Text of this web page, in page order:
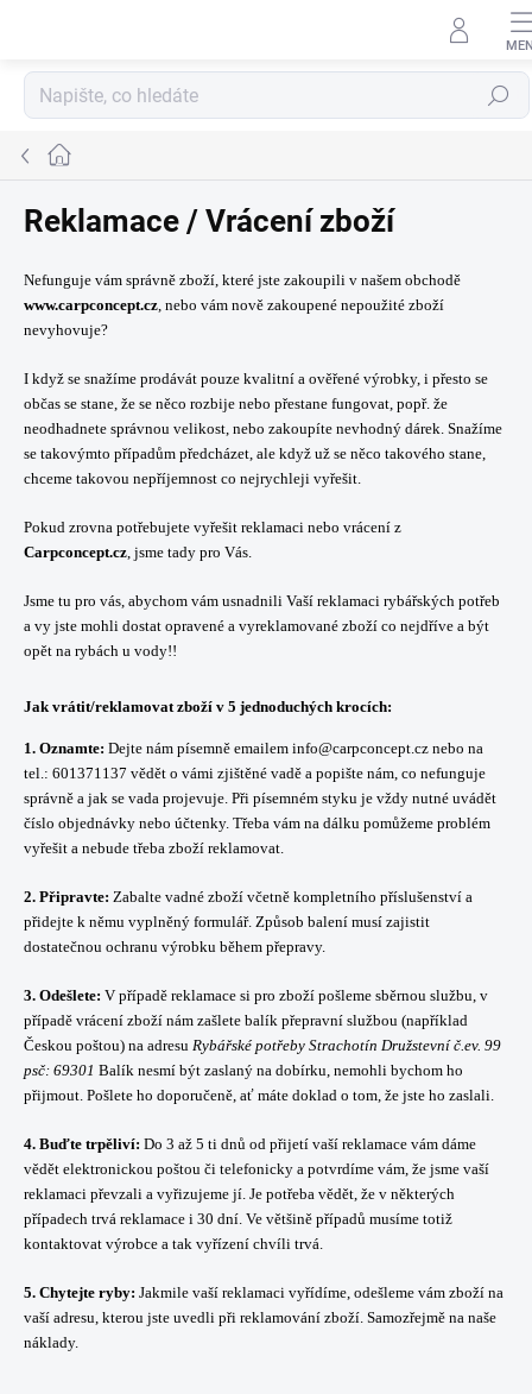
Hledat
Domů
Reklamace / Vrácení zboží
Nefunguje vám správně zboží, které jste zakoupili v našem obchodě
www.carpconcept.cz, nebo vám nově zakoupené nepoužité zboží
nevyhovuje?
I když se snažíme prodávát pouze kvalitní a ověřené výrobky, i přesto se
občas se stane, že se něco rozbije nebo přestane fungovat, popř. že
neodhadnete správnou velikost, nebo zakoupíte nevhodný dárek. Snažíme
se takovýmto případům předcházet, ale když už se něco takového stane,
chceme takovou nepříjemnost co nejrychleji vyřešit.
Pokud zrovna potřebujete vyřešit reklamaci nebo vrácení z
Carpconcept.cz, jsme tady pro Vás.
Jsme tu pro vás, abychom vám usnadnili Vaší reklamaci rybářských potřeb
a vy jste mohli dostat opravené a vyreklamované zboží co nejdříve a být
opět na rybách u vody!!
Jak vrátit/reklamovat zboží v 5 jednoduchých krocích:
1. Oznamte: Dejte nám písemně emailem info@carpconcept.cz nebo na
tel.: 601371137 vědět o vámi zjištěné vadě a popište nám, co nefunguje
správně a jak se vada projevuje. Při písemném styku je vždy nutné uvádět
číslo objednávky nebo účtenky. Třeba vám na dálku pomůžeme problém
vyřešit a nebude třeba zboží reklamovat.
2. Připravte: Zabalte vadné zboží včetně kompletního příslušenství a
přidejte k němu vyplněný formulář. Způsob balení musí zajistit
dostatečnou ochranu výrobku během přepravy.
3. Odešlete: V případě reklamace si pro zboží pošleme sběrnou službu, v
případě vrácení zboží nám zašlete balík přepravní službou (například
Českou poštou) na adresu Rybářské potřeby Strachotín Družstevní č.ev. 99
psč: 69301 Balík nesmí být zaslaný na dobírku, nemohli bychom ho
přijmout. Pošlete ho doporučeně, ať máte doklad o tom, že jste ho zaslali.
4. Buďte trpěliví: Do 3 až 5 ti dnů od přijetí vaší reklamace vám dáme
vědět elektronickou poštou či telefonicky a potvrdíme vám, že jsme vaší
reklamaci převzali a vyřizujeme jí. Je potřeba vědět, že v některých
případech trvá reklamace i 30 dní. Ve většině případů musíme totiž
kontaktovat výrobce a tak vyřízení chvíli trvá.
5. Chytejte ryby: Jakmile vaší reklamaci vyřídíme, odešleme vám zboží na
vaší adresu, kterou jste uvedli při reklamování zboží. Samozřejmě na naše
náklady.